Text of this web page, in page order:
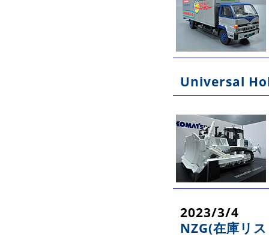
Universal
2023/3/4
NZG(在庫リ